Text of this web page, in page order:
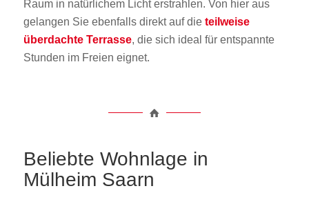
Raum in natürlichem Licht erstrahlen. Von hier aus
gelangen Sie ebenfalls direkt auf die teilweise
überdachte Terrasse, die sich ideal für entspannte
Stunden im Freien eignet.
Beliebte Wohnlage in
Mülheim Saarn